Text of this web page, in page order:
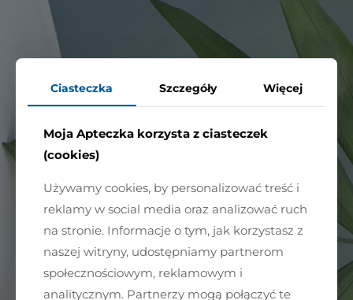
Ciasteczka Szczegóły Więcej
Moja Apteczka korzysta z ciasteczek
(cookies)
Używamy cookies, by personalizować treść i
reklamy w social media oraz analizować ruch
na stronie. Informacje o tym, jak korzystasz z
naszej witryny, udostępniamy partnerom
społecznościowym, reklamowym i
analitycznym. Partnerzy mogą połączyć te